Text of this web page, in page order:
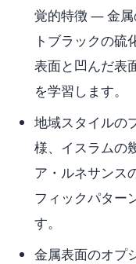
覚的特徴 — 金属
トブラックの硫
表面と凹んだ表
を学習します。
地域スタイルの
様、イスラムの
ア・ルネサンス
フィックパター
す。
金属表面のオプ